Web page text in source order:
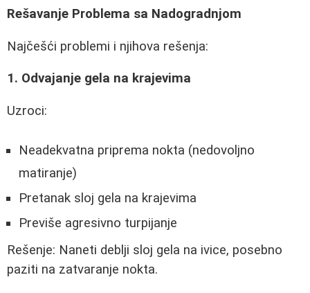
Rešavanje Problema sa Nadogradnjom
Najčešći problemi i njihova rešenja:
1. Odvajanje gela na krajevima
Uzroci:
Neadekvatna priprema nokta (nedovoljno
matiranje)
Pretanak sloj gela na krajevima
Previše agresivno turpijanje
Rešenje: Naneti deblji sloj gela na ivice, posebno
paziti na zatvaranje nokta.